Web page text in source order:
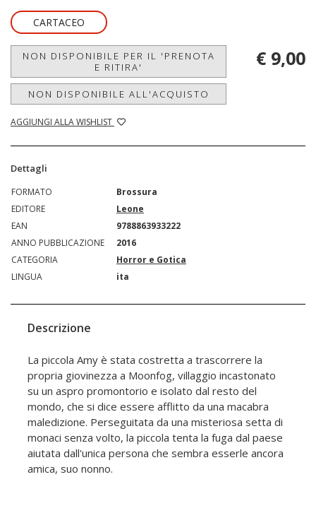
CARTACEO
NON DISPONIBILE PER IL 'PRENOTA
E RITIRA'
NON DISPONIBILE ALL'ACQUISTO
AGGIUNGI ALLA WISHLIST
€ 9,00
Dettagli
FORMATO
Brossura
EDITORE
Leone
EAN
9788863933222
ANNO PUBBLICAZIONE
2016
CATEGORIA
Horror e Gotica
LINGUA
ita
Descrizione
La piccola Amy è stata costretta a trascorrere la
propria giovinezza a Moonfog, villaggio incastonato
su un aspro promontorio e isolato dal resto del
mondo, che si dice essere afflitto da una macabra
maledizione. Perseguitata da una misteriosa setta di
monaci senza volto, la piccola tenta la fuga dal paese
aiutata dall'unica persona che sembra esserle ancora
amica, suo nonno.